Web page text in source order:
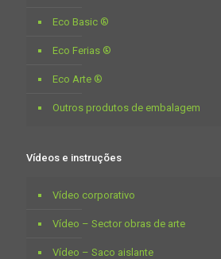
Eco Basic ®
Eco Ferias ®
Eco Arte ®
Outros produtos de embalagem
Vídeos e instruções
Vídeo corporativo
Vídeo – Sector obras de arte
Vídeo – Saco aislante